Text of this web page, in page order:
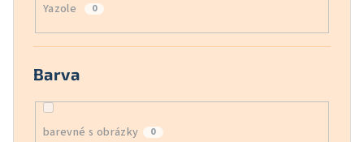
Yazole 0
Barva
barevné s obrázky 0